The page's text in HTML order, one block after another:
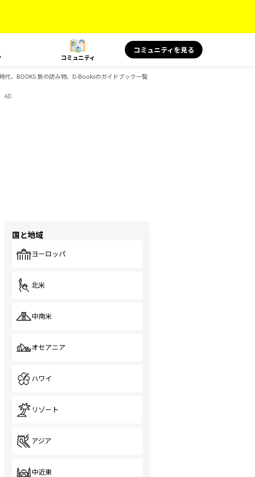
コミュニティ
コミュニティを見る
、BOOKS 旅の読み物、D-Booksのガイドブック一覧
AD
国と地域
ヨーロッパ
北米
中南米
オセアニア
ハワイ
リゾート
アジア
中近東